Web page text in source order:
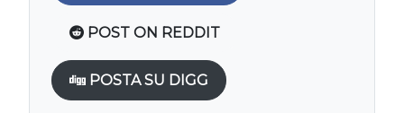
POST ON REDDIT
POSTA SU DIGG